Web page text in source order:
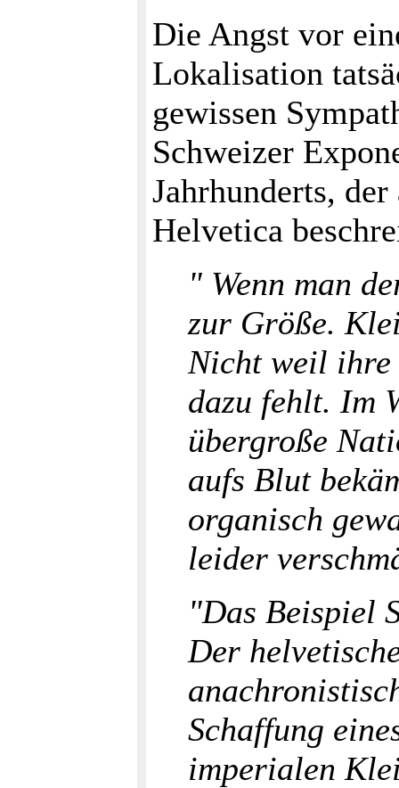
Die Angst vor
Lokalisation
gewissen
Schweizer
Jahrhunderts,
Helvetica
" Wenn man
zur Größe.
Nicht weil ihre
dazu fehlt. Im
übergroße
aufs Blut
organisch
leider
"Das Beispiel
Der
Schaffung
imperialen